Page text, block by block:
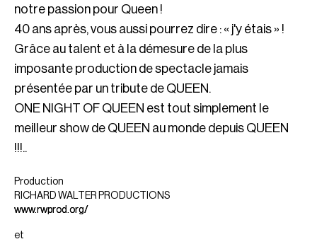
notre passion pour Queen !
40 ans après, vous aussi pourrez dire : « j'y étais » !
Grâce au talent et à la démesure de la plus
imposante production de spectacle jamais
présentée par un tribute de QUEEN.
ONE NIGHT OF QUEEN est tout simplement le
meilleur show de QUEEN au monde depuis QUEEN
!!!..
Production
RICHARD WALTER PRODUCTIONS
www.rwprod.org/
et